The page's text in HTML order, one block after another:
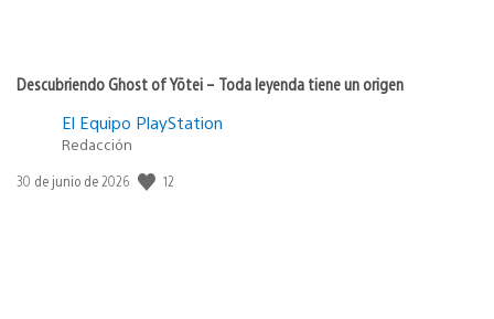
Descubriendo Ghost of Yōtei – Toda leyenda tiene un origen
El Equipo PlayStation
Redacción
Fecha
30 de junio de 2026 12